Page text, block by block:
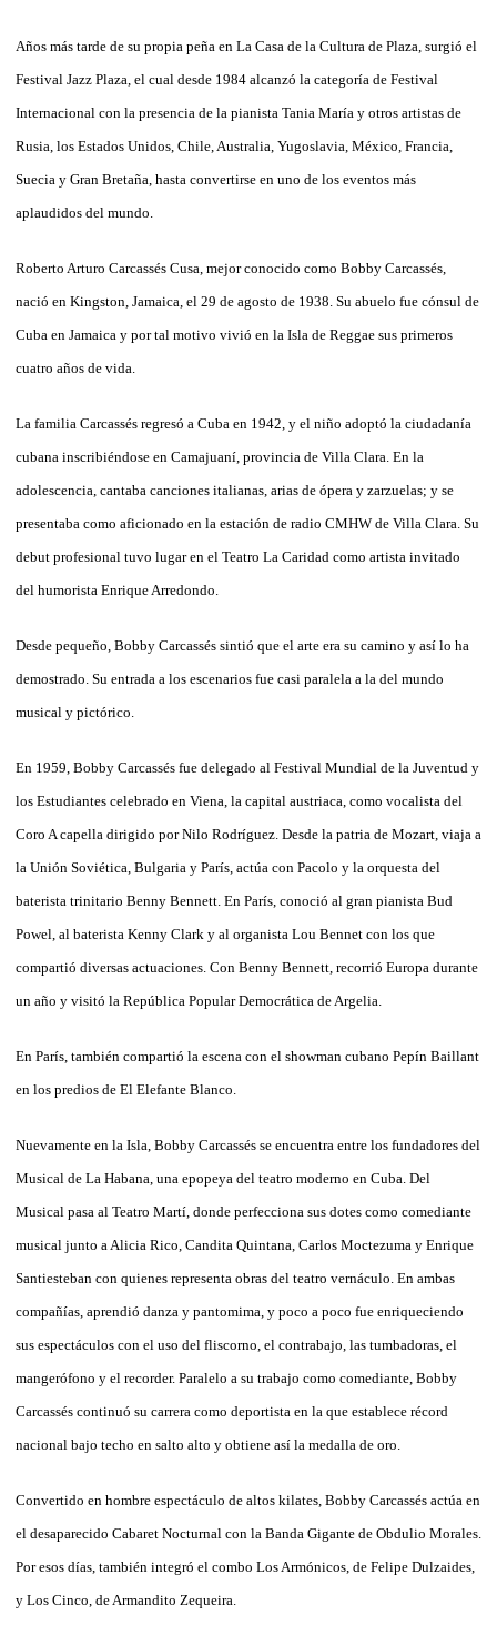
Años más tarde de su propia peña en La Casa de la Cultura de Plaza, surgió el
Festival Jazz Plaza, el cual desde 1984 alcanzó la categoría de Festival
Internacional con la presencia de la pianista Tania María y otros artistas de
Rusia, los Estados Unidos, Chile, Australia, Yugoslavia, México, Francia,
Suecia y Gran Bretaña, hasta convertirse en uno de los eventos más
aplaudidos del mundo.
Roberto Arturo Carcassés Cusa, mejor conocido como Bobby Carcassés,
nació en Kingston, Jamaica, el 29 de agosto de 1938. Su abuelo fue cónsul de
Cuba en Jamaica y por tal motivo vivió en la Isla de Reggae sus primeros
cuatro años de vida.
La familia Carcassés regresó a Cuba en 1942, y el niño adoptó la ciudadanía
cubana inscribiéndose en Camajuaní, provincia de Villa Clara. En la
adolescencia, cantaba canciones italianas, arias de ópera y zarzuelas; y se
presentaba como aficionado en la estación de radio CMHW de Villa Clara. Su
debut profesional tuvo lugar en el Teatro La Caridad como artista invitado
del humorista Enrique Arredondo.
Desde pequeño, Bobby Carcassés sintió que el arte era su camino y así lo ha
demostrado. Su entrada a los escenarios fue casi paralela a la del mundo
musical y pictórico.
En 1959, Bobby Carcassés fue delegado al Festival Mundial de la Juventud y
los Estudiantes celebrado en Viena, la capital austriaca, como vocalista del
Coro A capella dirigido por Nilo Rodríguez. Desde la patria de Mozart, viaja a
la Unión Soviética, Bulgaria y París, actúa con Pacolo y la orquesta del
baterista trinitario Benny Bennett. En París, conoció al gran pianista Bud
Powel, al baterista Kenny Clark y al organista Lou Bennet con los que
compartió diversas actuaciones. Con Benny Bennett, recorrió Europa durante
un año y visitó la República Popular Democrática de Argelia.
En París, también compartió la escena con el showman cubano Pepín Baillant
en los predios de El Elefante Blanco.
Nuevamente en la Isla, Bobby Carcassés se encuentra entre los fundadores del
Musical de La Habana, una epopeya del teatro moderno en Cuba. Del
Musical pasa al Teatro Martí, donde perfecciona sus dotes como comediante
musical junto a Alicia Rico, Candita Quintana, Carlos Moctezuma y Enrique
Santiesteban con quienes representa obras del teatro vernáculo. En ambas
compañías, aprendió danza y pantomima, y poco a poco fue enriqueciendo
sus espectáculos con el uso del fliscorno, el contrabajo, las tumbadoras, el
mangerófono y el recorder. Paralelo a su trabajo como comediante, Bobby
Carcassés continuó su carrera como deportista en la que establece récord
nacional bajo techo en salto alto y obtiene así la medalla de oro.
Convertido en hombre espectáculo de altos kilates, Bobby Carcassés actúa en
el desaparecido Cabaret Nocturnal con la Banda Gigante de Obdulio Morales.
Por esos días, también integró el combo Los Armónicos, de Felipe Dulzaides,
y Los Cinco, de Armandito Zequeira.